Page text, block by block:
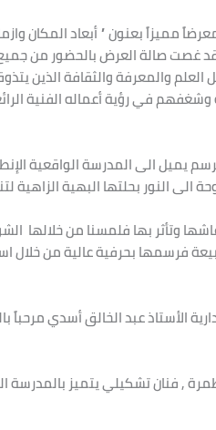
جمعية ابداع يوم السبت 17/2/2024 معرضاً مميزاً
صالة العرض بالحضور من جميع
والمعرفة والثقافة الذين
في رؤية أعماله الفنية
يميل الى المدرسة الواقعية
الى النور بحلتها البهية الزاهية
وتأثر بها فلمسنا من خلالها
فرسمها بحرفية عالية من خلال
الأستاذ عبد الخالق أسدي مرحباً
, فنان تشكيلي يتميز بالمدرسة